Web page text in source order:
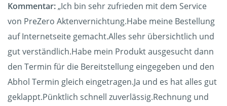
Kommentar:„Ich bin sehr zufrieden mit dem Service
von PreZero Aktenvernichtung.Habe meine Bestellung
auf Internetseite gemacht.Alles sehr übersichtlich und
gut verständlich.Habe mein Produkt ausgesucht dann
den Termin für die Bereitstellung eingegeben und den
Abhol Termin gleich eingetragen.Ja und es hat alles gut
geklappt.Pünktlich schnell zuverlässig.Rechnung und